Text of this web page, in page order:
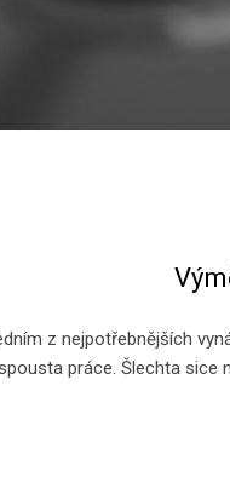
z nejpotřebnějších
spousta práce. Šlechta sice